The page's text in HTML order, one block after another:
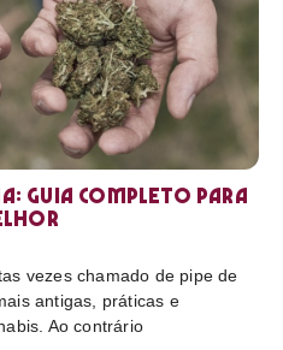
guia completo para
vezes chamado de pipe de
antigas, práticas e
Ao contrário